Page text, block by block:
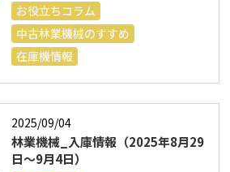
お役立ちコラム
中古林業機械のすすめ
在庫機情報
2025/09/04
林業機械_入庫情報（2025年8月29
日～9月4日）